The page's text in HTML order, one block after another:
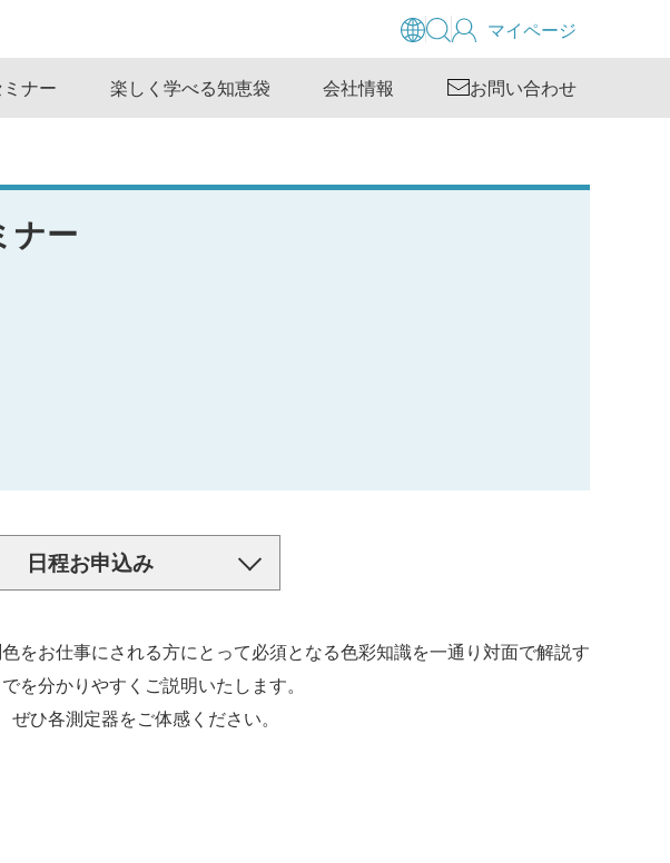
マイページ
ナー 楽しく学べる知恵袋 会社情報 お問い合わせ
ナー
日程お申込み
をお仕事にされる方にとって必須となる色彩知識を一通り対面で解説す
を分かりやすくご説明いたします。
ひ各測定器をご体感ください。